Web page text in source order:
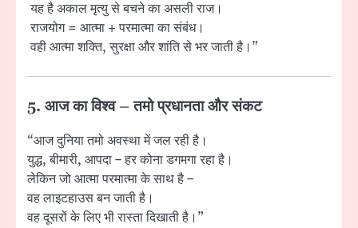
यह है अकाल मृत्यु से बचने का असली राज।
राजयोग = आत्मा + परमात्मा का संबंध।
वही आत्मा शक्ति, सुरक्षा और शांति से भर जाती है।”
5. आज का विश्व – तमो प्रधानता और संकट
“आज दुनिया तमो अवस्था में जल रही है।
युद्ध, बीमारी, आपदा – हर कोना डगमगा रहा है।
लेकिन जो आत्मा परमात्मा के साथ है –
वह लाइटहाउस बन जाती है।
वह दूसरों के लिए भी रास्ता दिखाती है।”